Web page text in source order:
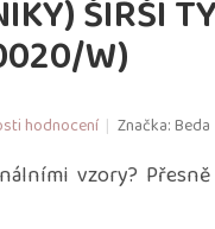
ŠIRŠÍ
W)
hodnocení Značka: Beda
vzory?